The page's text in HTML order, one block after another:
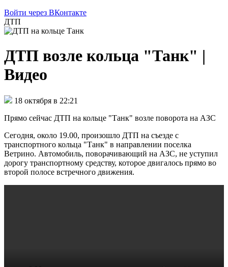
Войти через ВКонтакте
ДТП
ДТП возле кольца "Танк" |
Видео
18 октября в 22:21
Прямо сейчас ДТП на кольце "Танк" возле поворота на АЗС
Сегодня, около 19.00, произошло ДТП на съезде с
транспортного кольца "Танк" в направлении поселка
Ветрино. Автомобиль, поворачивающий на АЗС, не уступил
дорогу транспортному средству, которое двигалось прямо во
второй полосе встречного движения.